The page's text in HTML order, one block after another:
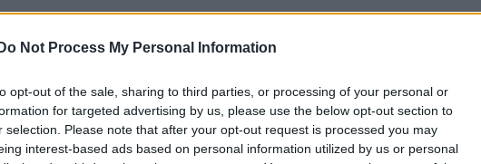
Do Not Process My Personal Information
opt-out of the sale, sharing to third parties, or processing of your personal or
for targeted advertising by us, please use the below opt-out section to
selection. Please note that after your opt-out request is processed you may
interest-based ads based on personal information utilized by us or personal
υπηρεσιών και την ίδια την δημότισσα, τόνισε
λυθεί το θέμα που δημιουργεί προβλήματα γενικά
Ρόδο